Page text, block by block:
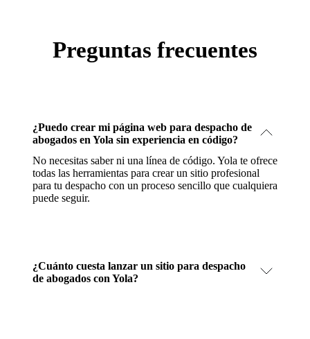
Preguntas frecuentes
¿Puedo crear mi página web para despacho de
abogados en Yola sin experiencia en código?
No necesitas saber ni una línea de código. Yola te ofrece
todas las herramientas para crear un sitio profesional
para tu despacho con un proceso sencillo que cualquiera
puede seguir.
¿Cuánto cuesta lanzar un sitio para despacho
de abogados con Yola?